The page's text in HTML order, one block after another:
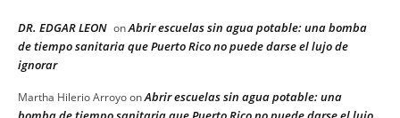
DR. EDGAR LEON onAbrir escuelas sin agua potable: una bomba
de tiempo sanitaria que Puerto Rico no puede darse el lujo de
ignorar
Martha Hilerio ArroyoonAbrir escuelas sin agua potable: una